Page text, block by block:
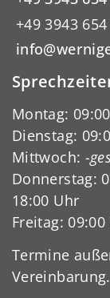
+49 3943
Montag:
Dienstag:
Mittwoch: -
Donnerstag:
18:00 Uhr
Freitag:
Termine
Vereinbarung.